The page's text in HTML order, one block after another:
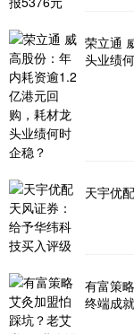
荣立通
头业绩
天宇优
有富策
终端成